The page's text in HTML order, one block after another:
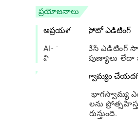
ప్రయోజనాలు
అప్రయత్నంగా ఫోటో ఎడిటింగ్
AI- శక్తితో పనిచేసే ఎడిటింగ్
విస్తృతమైన నైపుణ్యాలు లేదా
అధికంగా భాగస్వామ్యం
అతుకులు లేని భాగస్వామ్య
వినియోగదారులను
కంటెంట్‌గా మారుస్తుంది.